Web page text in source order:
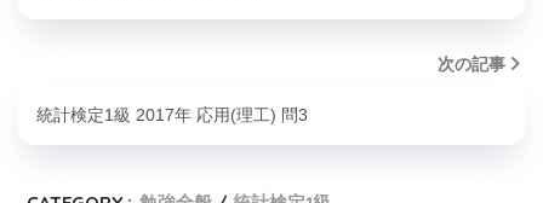
次の記事
統計検定1級 2017年 応用(理工) 問3